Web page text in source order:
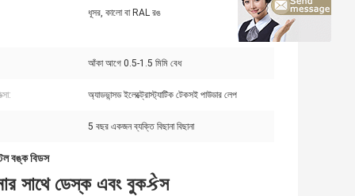
ধূসর, কালো বা RAL রঙ
আঁকা আগে 0.5-1.5 মিমি বেধ
অ্যাডভান্সড ইলেক্ট্রোস্ট্যাটিক টেকসই পাউডার লেপ
5 বছর একজন ব্যক্তি বিছানা বিছানা
বঙ্ক বিডস
সাথে ডেস্ক এবং বুকકેস